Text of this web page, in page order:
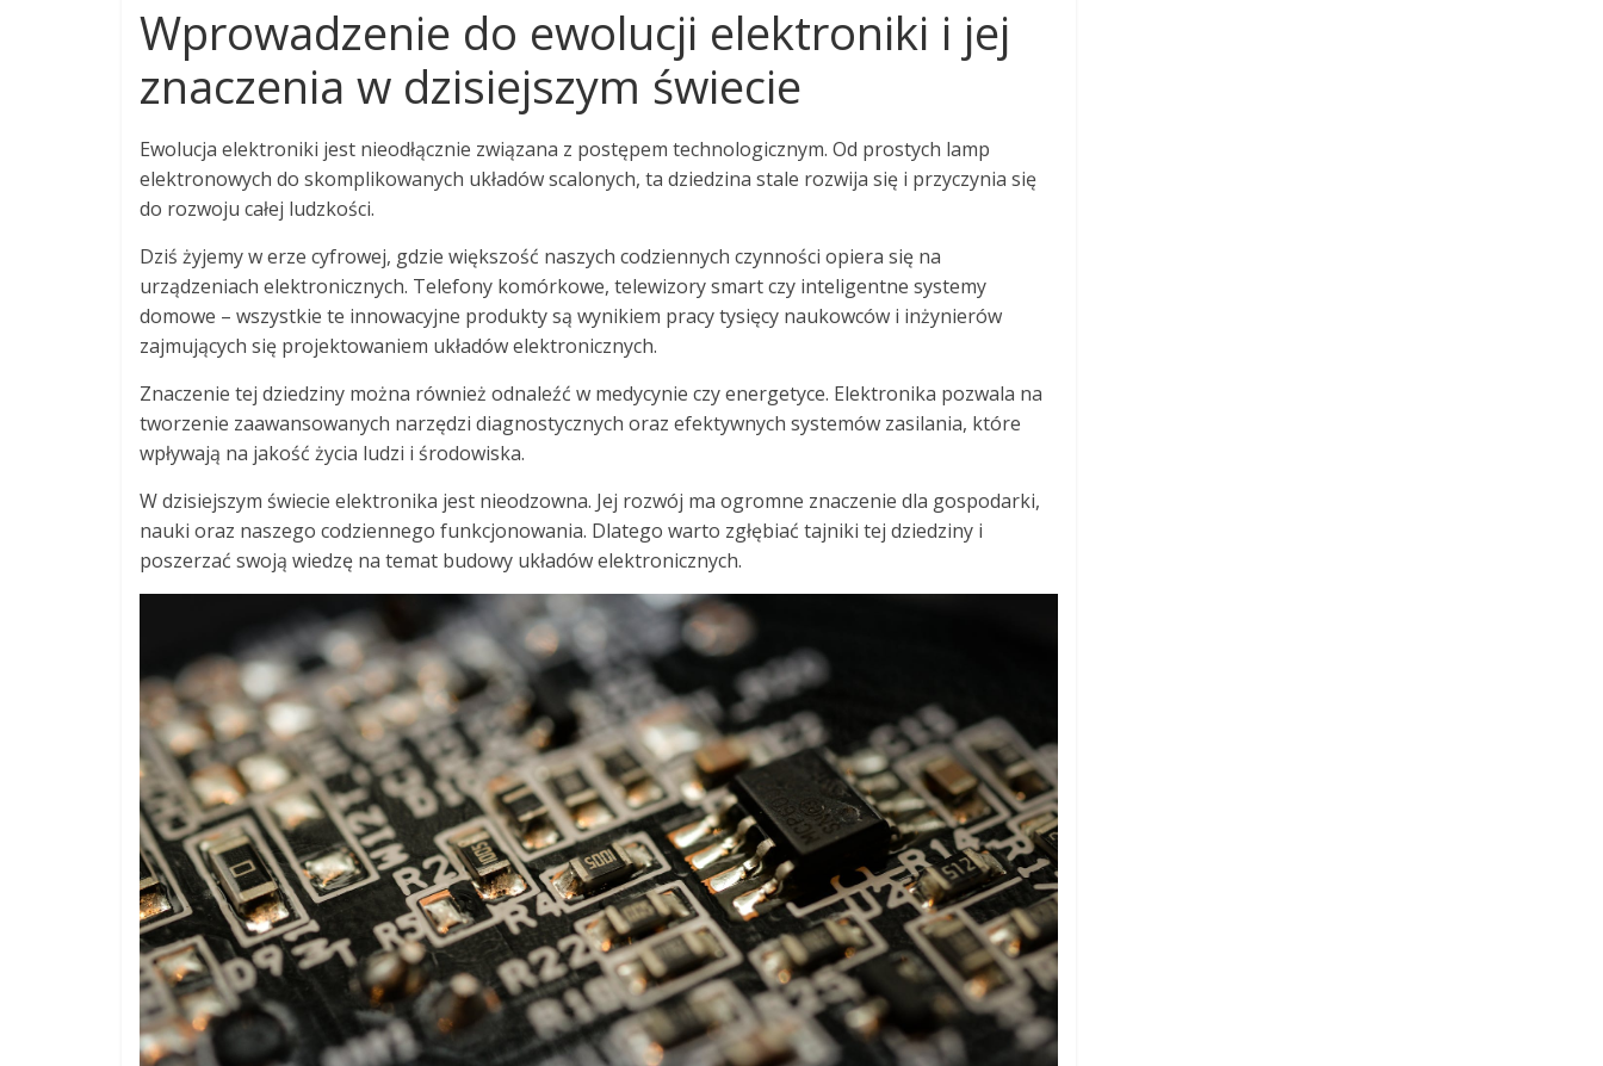
Wprowadzenie do ewolucji elektroniki i jej
znaczenia w dzisiejszym świecie
Ewolucja elektroniki jest nieodłącznie związana z postępem technologicznym. Od prostych lamp
elektronowych do skomplikowanych układów scalonych, ta dziedzina stale rozwija się i przyczynia się
do rozwoju całej ludzkości.
Dziś żyjemy w erze cyfrowej, gdzie większość naszych codziennych czynności opiera się na
urządzeniach elektronicznych. Telefony komórkowe, telewizory smart czy inteligentne systemy
domowe – wszystkie te innowacyjne produkty są wynikiem pracy tysięcy naukowców i inżynierów
zajmujących się projektowaniem układów elektronicznych.
Znaczenie tej dziedziny można również odnaleźć w medycynie czy energetyce. Elektronika pozwala na
tworzenie zaawansowanych narzędzi diagnostycznych oraz efektywnych systemów zasilania, które
wpływają na jakość życia ludzi i środowiska.
W dzisiejszym świecie elektronika jest nieodzowna. Jej rozwój ma ogromne znaczenie dla gospodarki,
nauki oraz naszego codziennego funkcjonowania. Dlatego warto zgłębiać tajniki tej dziedziny i
poszerzać swoją wiedzę na temat budowy układów elektronicznych.